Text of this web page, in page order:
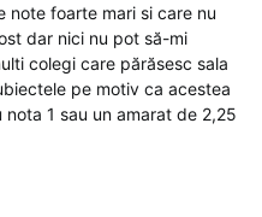
note foarte mari si care nu
dar nici nu pot să-mi
colegi care părăsesc sala
pe motiv ca acestea
nota 1 sau un amarat de 2,25